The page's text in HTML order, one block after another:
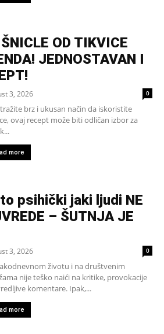
OD TIKVICE
JEDNOSTAVAN I
3, 2026 0
brz i ukusan način da iskoristite
ovaj recept može biti odličan izbor za
more
psihički jaki ljudi NE
– ŠUTNJA JE
3, 2026 0
životu i na društvenim
nije teško naići na kritike, provokacije
komentare. Ipak,...
more